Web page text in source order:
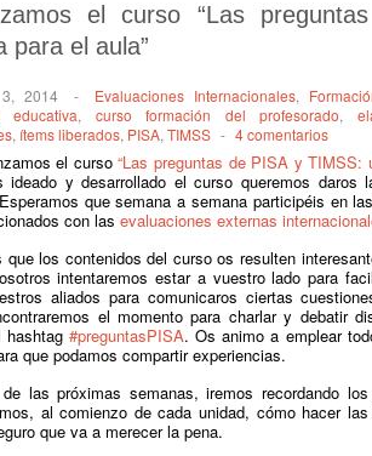
el curso “Las
para el aula”
2014 - Evaluaciones Internacionales,
educativa, curso formación del profesorado,
, ítems liberados, PISA, TIMSS - 4 comentarios
el curso“Las preguntas de PISA y TIMSS:
ideado y desarrollado el curso queremos
que semana a semana participéis en
con las evaluaciones externas
que los contenidos del curso os resulten
intentaremos estar a vuestro lado para
aliados para comunicaros ciertas
el momento para charlar y debatir
hashtag#preguntasPISA. Os animo a emplear
que podamos compartir experiencias.
las próximas semanas, iremos recordando
al comienzo de cada unidad, cómo hacer
que va a merecer la pena.